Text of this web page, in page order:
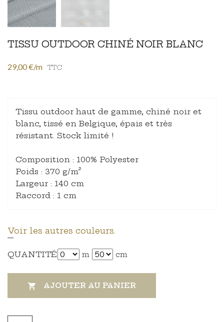
TISSU OUTDOOR CHINÉ NOIR BLANC
29,00 €/m TTC
Tissu outdoor haut de gamme, chiné noir et
blanc, tissé en Belgique, épais et très
résistant. Stock limité !
Composition : 100% Polyester
Poids : 370 g/m²
Largeur : 140 cm
Raccord : 1 cm
Voir les autres couleurs.
QUANTITÉ m cm
 AJOUTER AU PANIER